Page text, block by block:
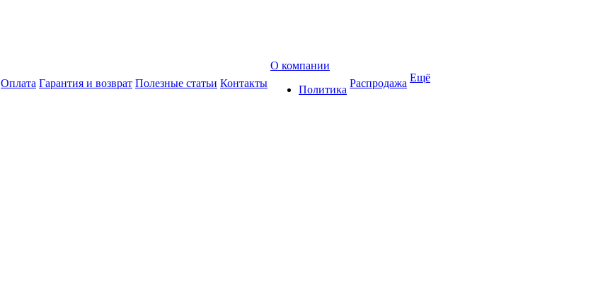
Оплата Гарантия и возврат Полезные статьи Контакты
О компании
Политика
Распродажа Ещё